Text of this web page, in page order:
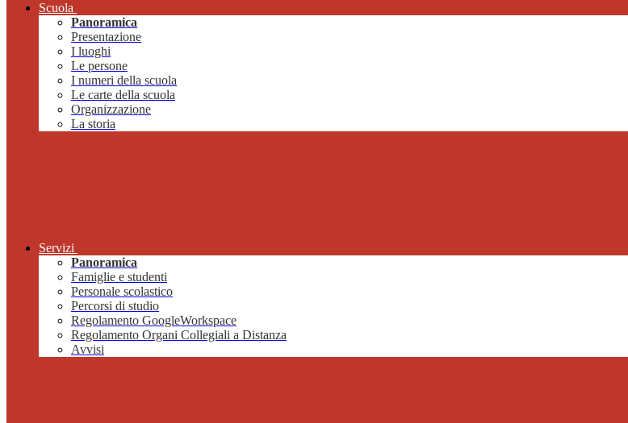
Scuola
Panoramica
Presentazione
I luoghi
Le persone
I numeri della scuola
Le carte della scuola
Organizzazione
La storia
Servizi
Panoramica
Famiglie e studenti
Personale scolastico
Percorsi di studio
Regolamento GoogleWorkspace
Regolamento Organi Collegiali a Distanza
Avvisi